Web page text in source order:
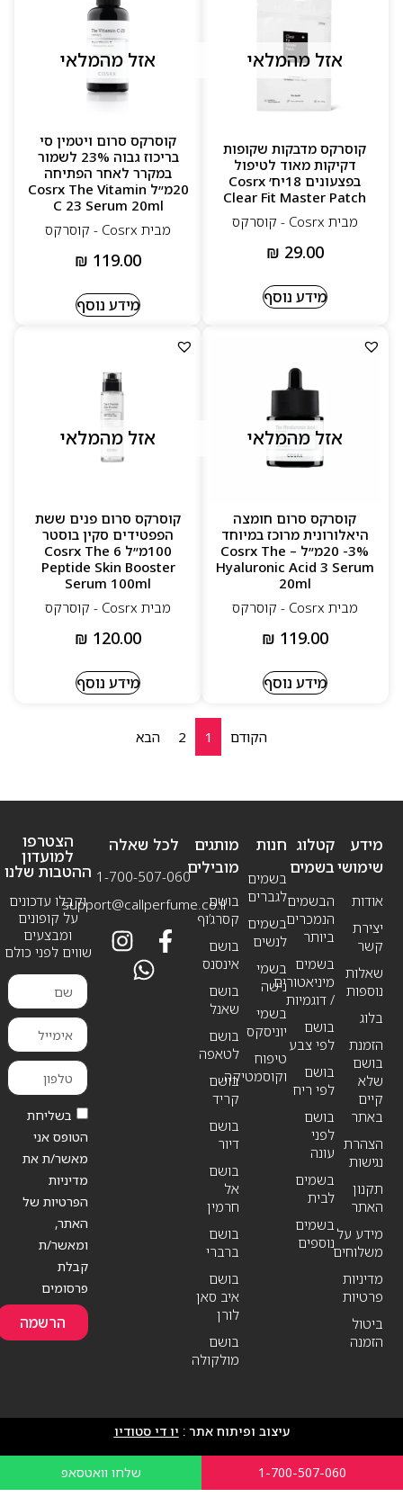
אזל מהמלאי
קוסרקס מדבקות שקופות
דקיקות מאוד לטיפול
בפצעונים 18יח׳ Cosrx
Clear Fit Master Patch
מבית Cosrx - קוסרקס
₪ 29.00
מידע נוסף
אזל מהמלאי
קוסרקס סרום ויטמין סי
בריכוז גבוה 23% לשמור
במקרר לאחר הפתיחה
20מ״ל Cosrx The Vitamin
C 23 Serum 20ml
מבית Cosrx - קוסרקס
₪ 119.00
מידע נוסף
אזל מהמלאי
קוסרקס סרום חומצה
היאלורונית מרוכז במיוחד
3%- 20מ״ל – Cosrx The
Hyaluronic Acid 3 Serum
20ml
מבית Cosrx - קוסרקס
₪ 119.00
מידע נוסף
אזל מהמלאי
קוסרקס סרום פנים ששת
הפפטידים סקין בוסטר
100מ״ל Cosrx The 6
Peptide Skin Booster
Serum 100ml
מבית Cosrx - קוסרקס
₪ 120.00
מידע נוסף
הקודם 1
2 הבא
מידע
שימושי
אודות
יצירת
קשר
שאלות
נוספות
בלוג
הזמנת
בושם
שלא
קיים
באתר
הצהרת
נגישות
תקנון
האתר
מידע על
משלוחים
מדיניות
פרטיות
ביטול
הזמנה
חנות
בשמים
לגברים
בשמים
לנשים
בשמי
נישה
בשמי
יוניסקס
טיפוח
וקוסמטיקה
קטלוג
בשמים
הבשמים
הנמכרים
ביותר
בשמים
מיניאטורים
/ דוגמיות
בושם
לפי צבע
בושם
לפי ריח
בושם
לפני
עונה
בשמים
לבית
בשמים
נוספים
מותגים
מובילים
בושם
קסרג’וף
בושם
אינסנס
בושם
שאנל
בושם
לטאפה
בושם
קריד
בושם
דיור
בושם
אל
חרמין
בושם
ברברי
בושם
איב סאן
לורן
בושם
מולקולה
לכל שאלה
1-700-507-060
support@callperfume.co.il
הצטרפו
למועדון
ההטבות שלנו
וקבלו עדכונים
על קופונים
ומבצעים
שווים לפני כולם
בשליחת
הטופס אני
מאשר/ת את
מדיניות
הפרטיות של
האתר,
ומאשר/ת
קבלת
פרסומים
הרשמה
עיצוב ופיתוח אתר : יו די סטודיו
1-700-507-060 שלחו וואטסאפ